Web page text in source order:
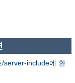
/server-include에 환